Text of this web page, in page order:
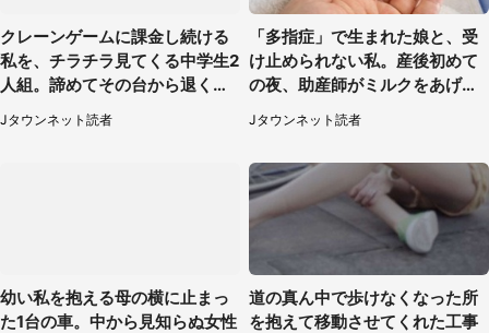
クレーンゲームに課金し続ける
私を、チラチラ見てくる中学生2
人組。諦めてその台から退く
と、後ろから声が（東京都・40
代女性）
Jタウンネット読者
「多指症」で生まれた娘と、受
け止められない私。産後初めて
の夜、助産師がミルクをあげて
るのを見て...（静岡県・20代女
性）
Jタウンネット読者
幼い私を抱える母の横に止まっ
た1台の車。中から見知らぬ女性
道の真ん中で歩けなくなった所
を抱えて移動させてくれた工事